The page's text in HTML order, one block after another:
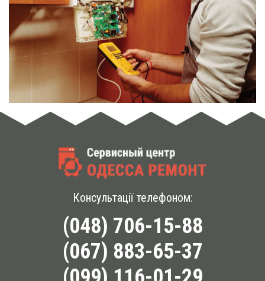
Консультації телефоном:
(048) 706-15-88
(067) 883-65-37